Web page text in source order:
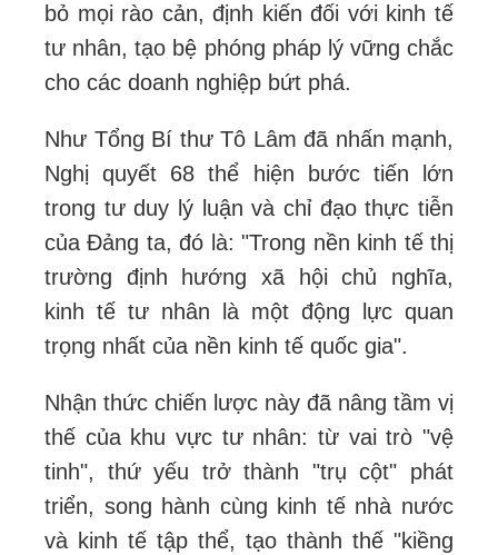
bỏ mọi rào cản, định kiến đối với kinh tế
tư nhân, tạo bệ phóng pháp lý vững chắc
cho các doanh nghiệp bứt phá.
Như Tổng Bí thư Tô Lâm đã nhấn mạnh,
Nghị quyết 68 thể hiện bước tiến lớn
trong tư duy lý luận và chỉ đạo thực tiễn
của Đảng ta, đó là: "Trong nền kinh tế thị
trường định hướng xã hội chủ nghĩa,
kinh tế tư nhân là một động lực quan
trọng nhất của nền kinh tế quốc gia".
Nhận thức chiến lược này đã nâng tầm vị
thế của khu vực tư nhân: từ vai trò "vệ
tinh", thứ yếu trở thành "trụ cột" phát
triển, song hành cùng kinh tế nhà nước
và kinh tế tập thể, tạo thành thế "kiềng